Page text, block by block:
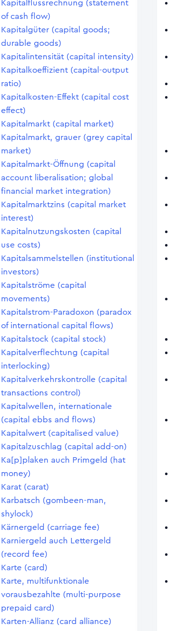
Kapitalflussrechnung (statement
of cash flow)
Kapitalgüter (capital goods;
durable goods)
Kapitalintensität (capital intensity)
Kapitalkoeffizient (capital-output
ratio)
Kapitalkosten-Effekt (capital cost
effect)
Kapitalmarkt (capital market)
Kapitalmarkt, grauer (grey capital
market)
Kapitalmarkt-Öffnung (capital
account liberalisation; global
financial market integration)
Kapitalmarktzins (capital market
interest)
Kapitalnutzungskosten (capital
use costs)
Kapitalsammelstellen (institutional
investors)
Kapitalströme (capital
movements)
Kapitalstrom-Paradoxon (paradox
of international capital flows)
Kapitalstock (capital stock)
Kapitalverflechtung (capital
interlocking)
Kapitalverkehrskontrolle (capital
transactions control)
Kapitalwellen, internationale
(capital ebbs and flows)
Kapitalwert (capitalised value)
Kapitalzuschlag (capital add-on)
Ka[p]plaken auch Primgeld (hat
money)
Karat (carat)
Karbatsch (gombeen-man,
shylock)
Kärnergeld (carriage fee)
Karniergeld auch Lettergeld
(record fee)
Karte (card)
Karte, multifunktionale
vorausbezahlte (multi-purpose
prepaid card)
Karten-Allianz (card alliance)